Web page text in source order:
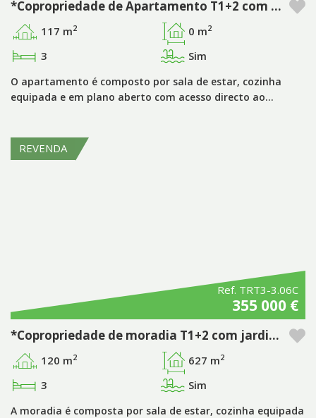
*Copropriedade de Apartamento T1+2 com piscina privativa no empreendimento Pestana Tróia Eco Resort & Residences
117 m2 0 m2
3 Sim
O apartamento é composto por sala de estar, cozinha
equipada e em plano aberto com acesso directo ao…
REVENDA
Ref. TRT3-3.06C
355 000 €
*Copropriedade de moradia T1+2 com jardim e deck privados no empreendimento Pestana Tróia Eco Resort & Residences
120 m2 627 m2
3 Sim
A moradia é composta por sala de estar, cozinha equipada